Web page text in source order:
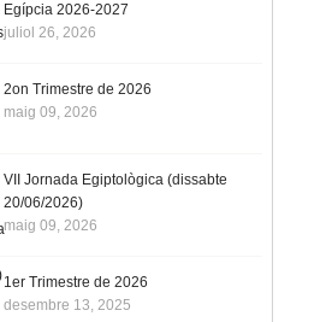
Egípcia 2026-2027
juliol 26, 2026
2on Trimestre de 2026
maig 09, 2026
VII Jornada Egiptològica (dissabte
20/06/2026)
maig 09, 2026
1er Trimestre de 2026
desembre 13, 2025